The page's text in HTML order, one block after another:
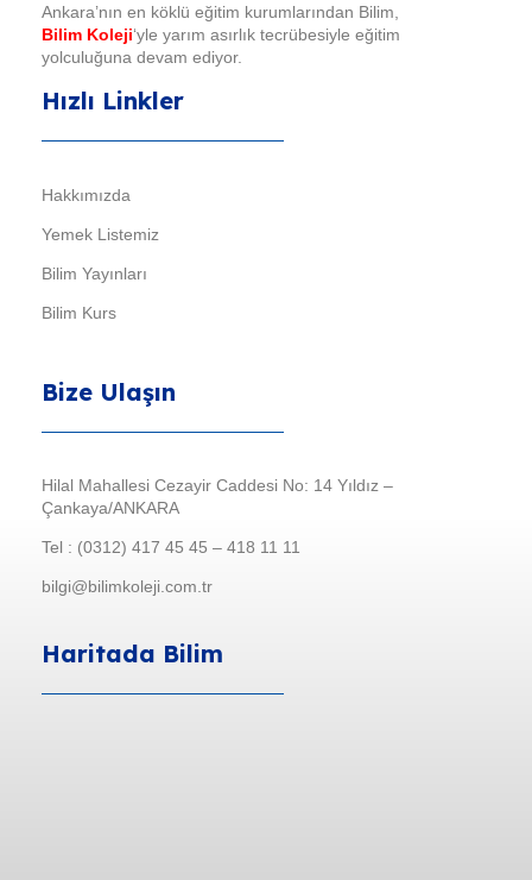
Ankara’nın en köklü eğitim kurumlarından Bilim,
Bilim Koleji‘yle yarım asırlık tecrübesiyle eğitim
yolculuğuna devam ediyor.
Hızlı Linkler
Hakkımızda
Yemek Listemiz
Bilim Yayınları
Bilim Kurs
Bize Ulaşın
Hilal Mahallesi Cezayir Caddesi No: 14 Yıldız –
Çankaya/ANKARA
Tel : (0312) 417 45 45 – 418 11 11
bilgi@bilimkoleji.com.tr
Haritada Bilim